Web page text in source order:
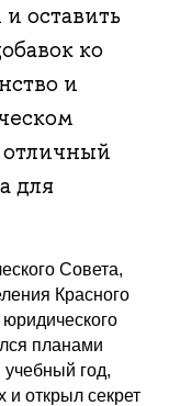
оставить
ко
и
отличный
для
Совета,
Красного
планами
год,
и открыл секрет